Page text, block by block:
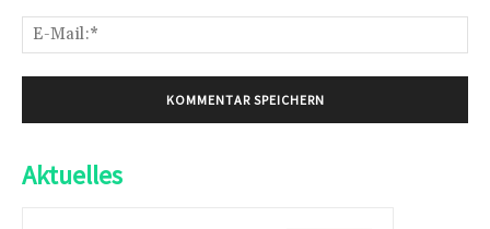
Aktuelles